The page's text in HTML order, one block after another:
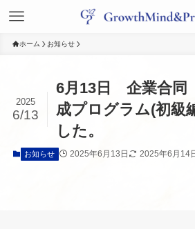
ホーム お知らせ
6月13日 企業合同
成プログラム(初級
した。
2025
6/13
お知らせ 2025年6月13日 2025年6月14